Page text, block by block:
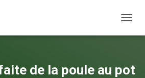
de la poule au pot